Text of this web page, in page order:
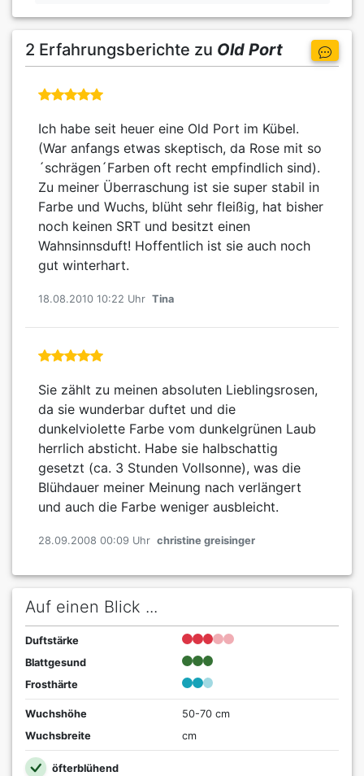
2 Erfahrungsberichte zu Old Port
Ich habe seit heuer eine Old Port im Kübel.
(War anfangs etwas skeptisch, da Rose mit so
´schrägen´Farben oft recht empfindlich sind).
Zu meiner Überraschung ist sie super stabil in
Farbe und Wuchs, blüht sehr fleißig, hat bisher
noch keinen SRT und besitzt einen
Wahnsinnsduft! Hoffentlich ist sie auch noch
gut winterhart.
18.08.2010 10:22 Uhr Tina
Sie zählt zu meinen absoluten Lieblingsrosen,
da sie wunderbar duftet und die
dunkelviolette Farbe vom dunkelgrünen Laub
herrlich absticht. Habe sie halbschattig
gesetzt (ca. 3 Stunden Vollsonne), was die
Blühdauer meiner Meinung nach verlängert
und auch die Farbe weniger ausbleicht.
28.09.2008 00:09 Uhr christine greisinger
Auf einen Blick ...
Duftstärke
Blattgesund
Frosthärte
Wuchshöhe
50-70 cm
Wuchsbreite
cm
öfterblühend